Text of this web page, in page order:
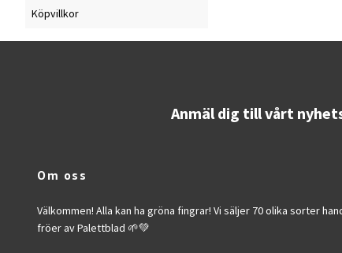
Köpvillkor
Anmäl dig till vårt
Om oss
Välkommen! Alla kan ha gröna fingrar! Vi säljer 70 olika sorter
fröer av Palettblad 🌱💚